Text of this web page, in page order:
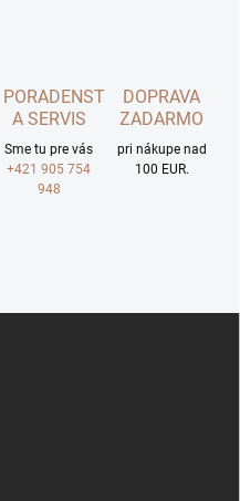
PORADENSTVO
A SERVIS
Sme tu pre vás
+421 905 754
948
DOPRAVA
ZADARMO
pri nákupe nad
100 EUR.